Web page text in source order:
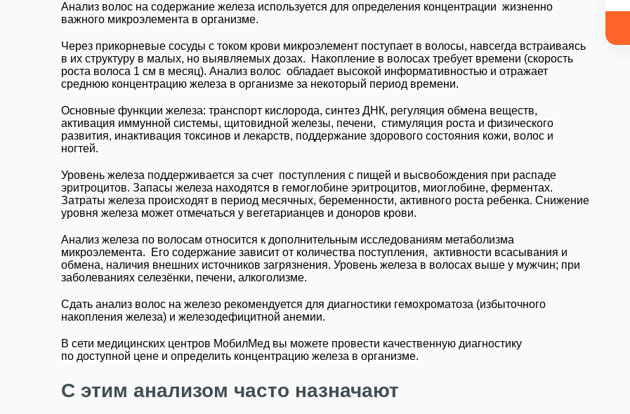
Анализ волос на содержание железа используется для определения концентрации жизненно
важного микроэлемента в организме.
Через прикорневые сосуды с током крови микроэлемент поступает в волосы, навсегда встраиваясь
в их структуру в малых, но выявляемых дозах. Накопление в волосах требует времени (скорость
роста волоса 1 см в месяц). Анализ волос обладает высокой информативностью и отражает
среднюю концентрацию железа в организме за некоторый период времени.
Основные функции железа: транспорт кислорода, синтез ДНК, регуляция обмена веществ,
активация иммунной системы, щитовидной железы, печени, стимуляция роста и физического
развития, инактивация токсинов и лекарств, поддержание здорового состояния кожи, волос и
ногтей.
Уровень железа поддерживается за счет поступления с пищей и высвобождения при распаде
эритроцитов. Запасы железа находятся в гемоглобине эритроцитов, миоглобине, ферментах.
Затраты железа происходят в период месячных, беременности, активного роста ребенка. Снижение
уровня железа может отмечаться у вегетарианцев и доноров крови.
Анализ железа по волосам относится к дополнительным исследованиям метаболизма
микроэлемента. Его содержание зависит от количества поступления, активности всасывания и
обмена, наличия внешних источников загрязнения. Уровень железа в волосах выше у мужчин; при
заболеваниях селезёнки, печени, алкоголизме.
Сдать анализ волос на железо рекомендуется для диагностики гемохроматоза (избыточного
накопления железа) и железодефицитной анемии.
В сети медицинских центров МобилМед вы можете провести качественную диагностику
по доступной цене и определить концентрацию железа в организме.
С этим анализом часто назначают